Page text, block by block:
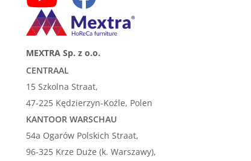
MEXTRA Sp. z o.o.
CENTRAAL
15 Szkolna Straat,
47-225 Kędzierzyn-Koźle, Polen
KANTOOR WARSCHAU
54a Ogarów Polskich Straat,
96-325 Krze Duże (k. Warszawy),